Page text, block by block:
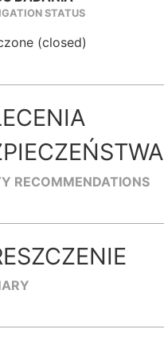
STATUS
(closed)
RECOMMENDATIONS